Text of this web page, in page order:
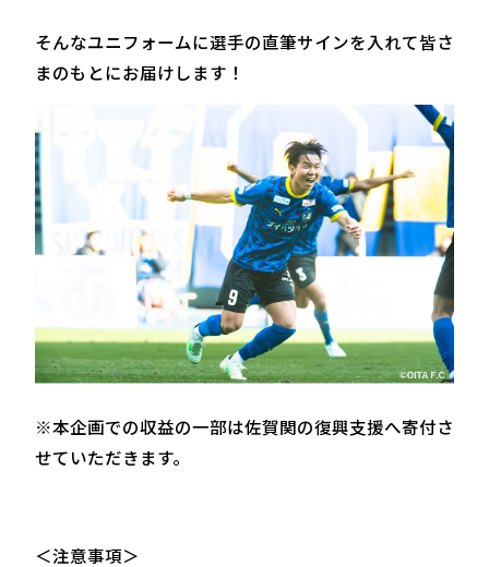
そんなユニフォームに選手の直筆サインを入れて皆さ
まのもとにお届けします！
※本企画での収益の一部は佐賀関の復興支援へ寄付さ
せていただきます。
＜注意事項＞